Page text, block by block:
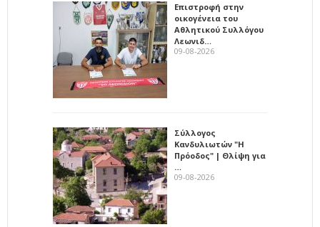
Επιστροφή στην
οικογένεια του
Αθλητικού Συλλόγου
Λεωνιδ…
09-08-2026
Σύλλογος
Κανδυλιωτών "Η
Πρόοδος" | Θλίψη για
…
09-08-2026